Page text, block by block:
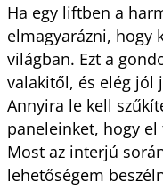
Ha egy liftben a
elmagyarázni, hogy
világban. Ezt a
valakitől, és elég jól
Annyira le kell
paneleinket, hogy
Most az interjú
lehetőségem